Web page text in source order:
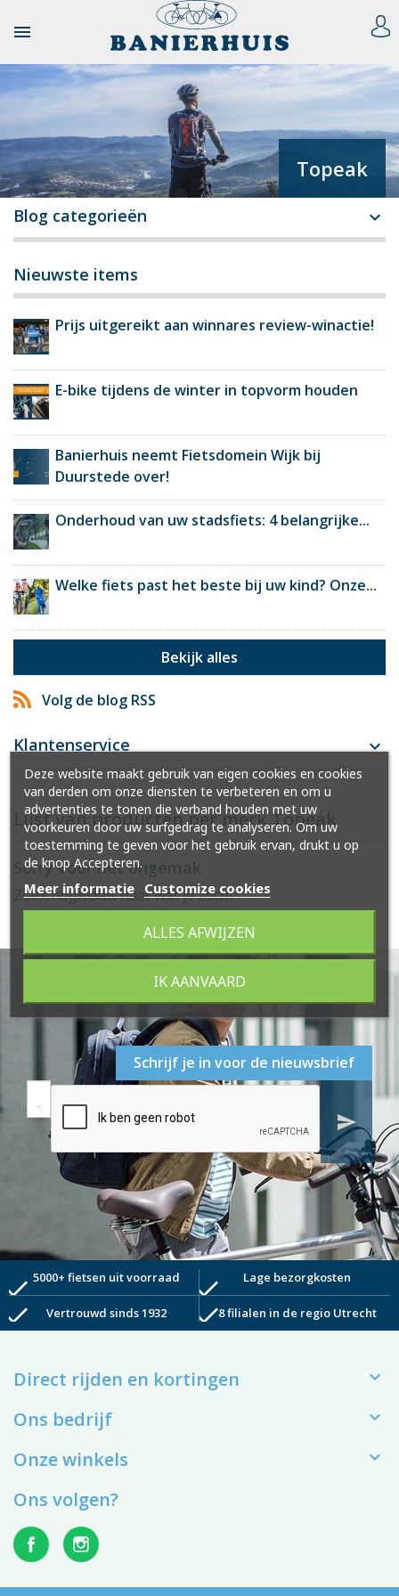

Topeak
Blog categorieën 
Nieuwste items
Prijs uitgereikt aan winnares review-winactie!
E-bike tijdens de winter in topvorm houden
Banierhuis neemt Fietsdomein Wijk bij
Duurstede over!
Onderhoud van uw stadsfiets: 4 belangrijke...
Welke fiets past het beste bij uw kind? Onze...
Bekijk alles
Volg de blog RSS
Klantenservice 
Lijst van producten per merk Topeak
Sorry voor het ongemak
Zoek nogmaals naar wat je zocht
Schrijf je in voor de nieuwsbrief
send
check5000+ fietsen uit voorraad check Lage bezorgkosten
check Vertrouwd sinds 1932 check8 filialen in de regio Utrecht
Direct rijden en kortingen 
Ons bedrijf 
Onze winkels 
Deze website maakt gebruik van eigen cookies en cookies
van derden om onze diensten te verbeteren en om u
advertenties te tonen die verband houden met uw
voorkeuren door uw surfgedrag te analyseren. Om uw
toestemming te geven voor het gebruik ervan, drukt u op
de knop Accepteren.
Meer informatie Customize cookies
ALLES AFWIJZEN
IK AANVAARD
Ons volgen?